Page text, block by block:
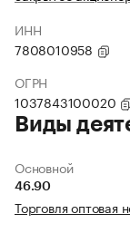
ИНН
7808010958
ОГРН
1037843100020
Виды
Основной
46.90
Торговля оптовая